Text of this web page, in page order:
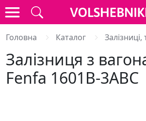
Головна Каталог Залізниці,
Залізниця з
Fenfa 1601В-3АВС